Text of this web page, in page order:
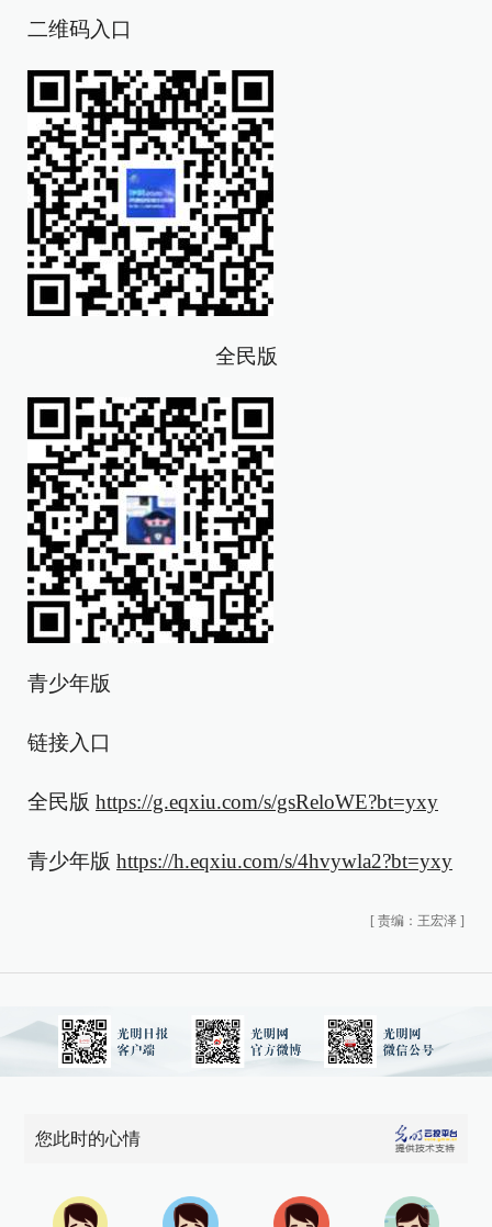
二维码入口
全民版
青少年版
链接入口
全民版 https://g.eqxiu.com/s/gsReloWE?bt=yxy
青少年版 https://h.eqxiu.com/s/4hvywla2?bt=yxy
[ 责编：王宏泽 ]
您此时的心情